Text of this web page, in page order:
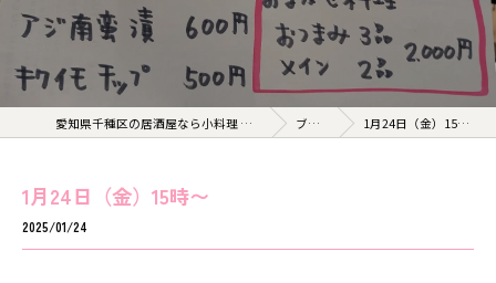
愛知県千種区の居酒屋なら小料理 久 KYU ブログ 1月24日（金）15時〜
1月24日（金）15時〜
2025/01/24